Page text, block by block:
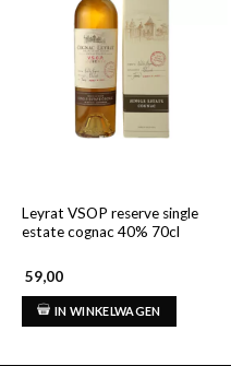
Leyrat VSOP reserve single
estate cognac 40% 70cl
59,00
IN WINKELWAGEN